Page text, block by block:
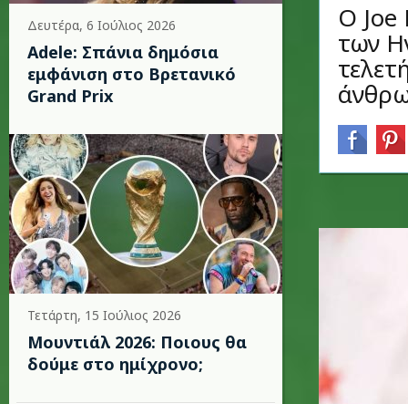
Δευτέρα, 6 Ιούλιος 2026
Adele: Σπάνια δημόσια
εμφάνιση στο Βρετανικό
Grand Prix
Τετάρτη, 15 Ιούλιος 2026
Μουντιάλ 2026: Ποιους θα
δούμε στο ημίχρονο;
Ο Joe
των